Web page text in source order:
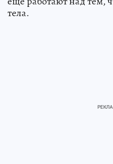
тела.